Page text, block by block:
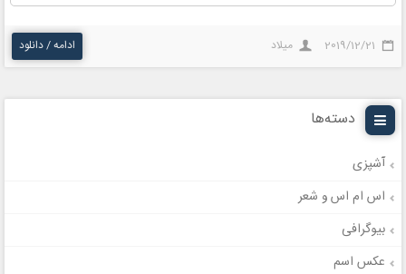
2019/12/21 میلاد ادامه / دانلود
دسته‌ها
آشپزی
اس ام اس و شعر
بیوگرافی
عکس اسم